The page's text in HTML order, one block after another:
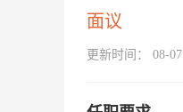
面议
更新时间： 08-07